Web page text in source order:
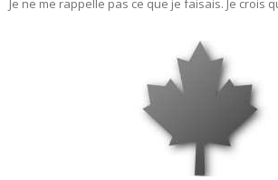
Je ne me rappelle pas ce que je faisais. Je crois